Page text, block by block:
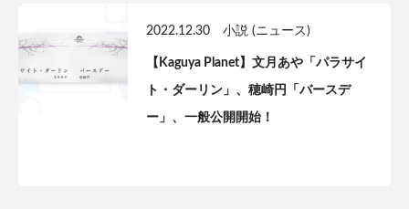
2022.12.30 小説 (ニュース)
【Kaguya Planet】文月あや「パラサイ
ト・ダーリン」、穂崎円「バースデ
ー」、一般公開開始！